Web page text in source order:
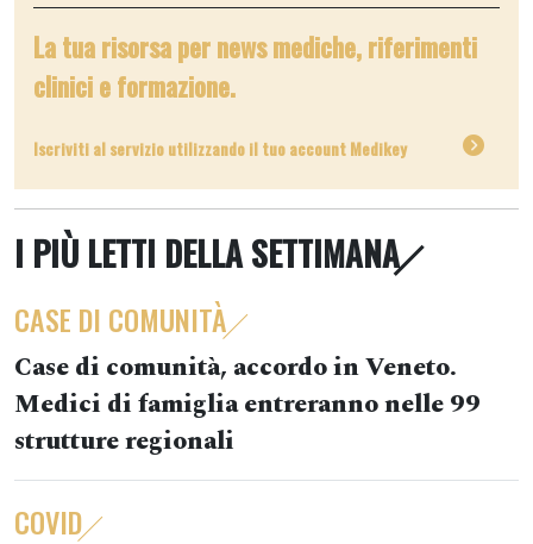
La tua risorsa per news mediche, riferimenti
clinici e formazione.
Iscriviti al servizio utilizzando il tuo account Medikey
I PIÙ LETTI DELLA SETTIMANA
CASE DI COMUNITÀ
Case di comunità, accordo in Veneto.
Medici di famiglia entreranno nelle 99
strutture regionali
COVID